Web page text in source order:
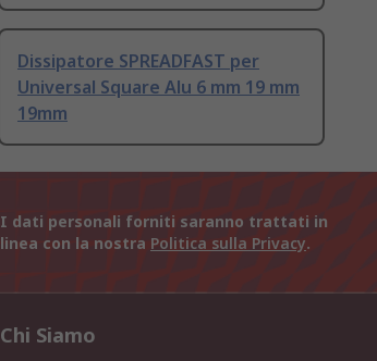
Dissipatore SPREADFAST per
Universal Square Alu 6 mm 19 mm
19mm
I dati personali forniti saranno trattati in
linea con la nostra Politica sulla Privacy.
Chi Siamo